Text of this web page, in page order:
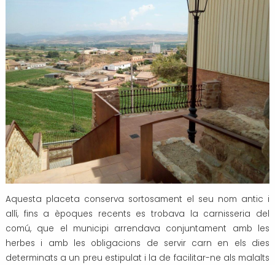
Aquesta placeta conserva sortosament el seu nom antic i
allí, fins a èpoques recents es trobava la carnisseria del
comú, que el municipi arrendava conjuntament amb les
herbes i amb les obligacions de servir carn en els dies
determinats a un preu estipulat i la de facilitar-ne als malalts